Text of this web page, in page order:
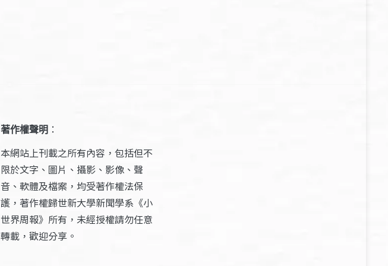
著作權聲明 ：
本網站上刊載之所有內容，包括但不
限於文字、圖片、攝影、影像、聲
音、軟體及檔案，均受著作權法保
護，著作權歸世新大學新聞學系《小
世界周報》所有，未經授權請勿任意
轉載，歡迎分享。